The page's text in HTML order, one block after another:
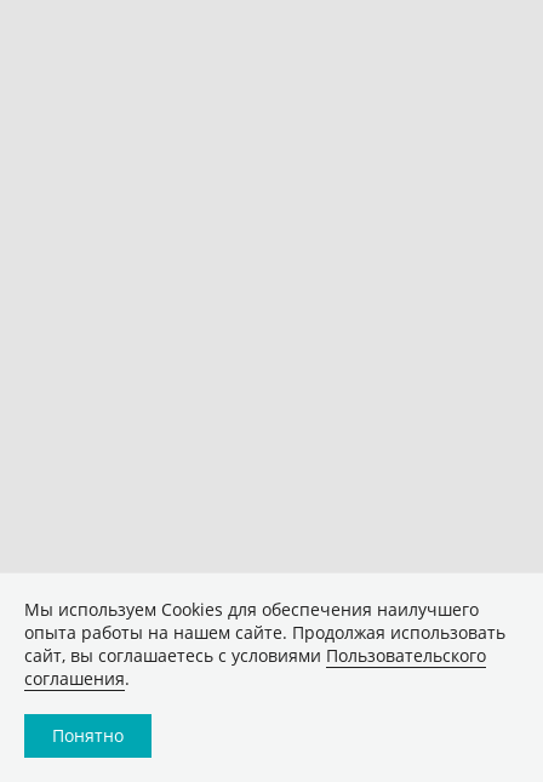
Мы используем Сookies для обеспечения наилучшего
опыта работы на нашем сайте. Продолжая использовать
сайт, вы соглашаетесь с условиями Пользовательского
соглашения.
Понятно